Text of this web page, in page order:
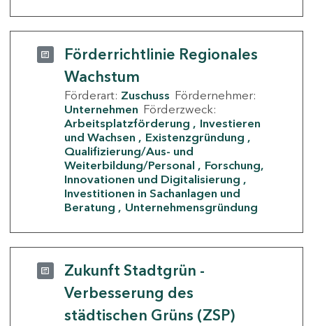
Förderrichtlinie Regionales
Wachstum
Förderart: Zuschuss Fördernehmer:
Unternehmen Förderzweck:
Arbeitsplatzförderung
Investieren
und Wachsen
Existenzgründung
Qualifizierung/Aus- und
Weiterbildung/Personal
Forschung,
Innovationen und Digitalisierung
Investitionen in Sachanlagen und
Beratung
Unternehmensgründung
Zukunft Stadtgrün -
Verbesserung des
städtischen Grüns (ZSP)